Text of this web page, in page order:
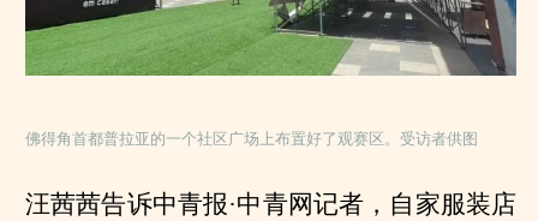
佛得角首都普拉亚的一个社区广场上布置好了观赛区。受访者供图
汪茜茜告诉中青报·中青网记者，自家服装店